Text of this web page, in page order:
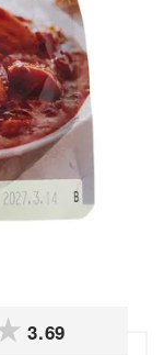
3.69